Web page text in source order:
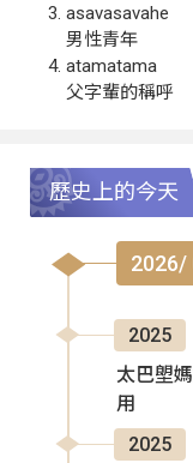
asavasavahe
男性青年
atamatama
父字輩的稱呼
歷史上的今天
2026/
2025
太巴塱
用
2025